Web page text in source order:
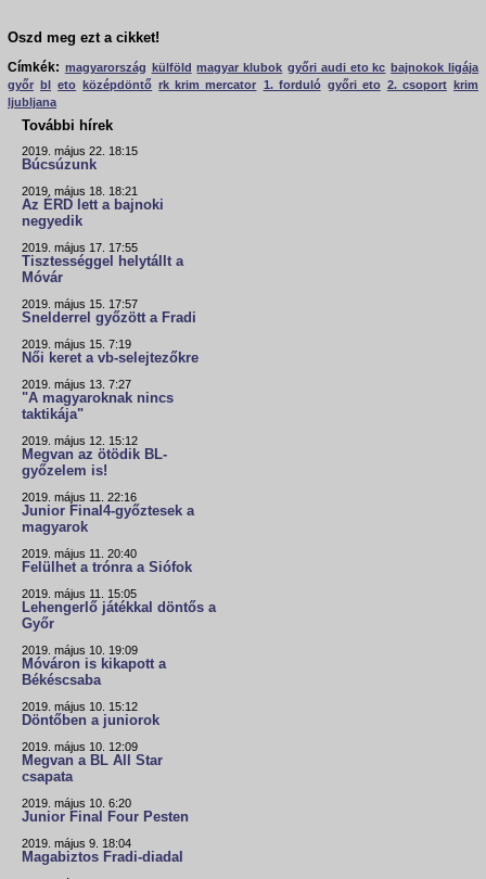
Oszd meg ezt a cikket!
Címkék: magyarország külföld magyar klubok győri audi eto kc bajnokok ligája
győr
bl eto középdöntő rk krim mercator 1. forduló győri eto 2. csoport
krim
ljubljana
További hírek
2019. május 22. 18:15
Búcsúzunk
2019. május 18. 18:21
Az ÉRD lett a bajnoki
negyedik
2019. május 17. 17:55
Tisztességgel helytállt a
Móvár
2019. május 15. 17:57
Snelderrel győzött a Fradi
2019. május 15. 7:19
Női keret a vb-selejtezőkre
2019. május 13. 7:27
"A magyaroknak nincs
taktikája"
2019. május 12. 15:12
Megvan az ötödik BL-
győzelem is!
2019. május 11. 22:16
Junior Final4-győztesek a
magyarok
2019. május 11. 20:40
Felülhet a trónra a Siófok
2019. május 11. 15:05
Lehengerlő játékkal döntős a
Győr
2019. május 10. 19:09
Móváron is kikapott a
Békéscsaba
2019. május 10. 15:12
Döntőben a juniorok
2019. május 10. 12:09
Megvan a BL All Star
csapata
2019. május 10. 6:20
Junior Final Four Pesten
2019. május 9. 18:04
Magabiztos Fradi-diadal